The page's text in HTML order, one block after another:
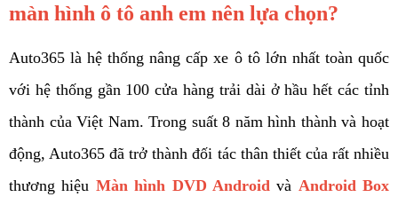
màn hình ô tô anh em nên lựa chọn?
Auto365 là hệ thống nâng cấp xe ô tô lớn nhất toàn quốc
với hệ thống gần 100 cửa hàng trải dài ở hầu hết các tỉnh
thành của Việt Nam. Trong suất 8 năm hình thành và hoạt
động, Auto365 đã trở thành đối tác thân thiết của rất nhiều
thương hiệu Màn hình DVD Android và Android Box